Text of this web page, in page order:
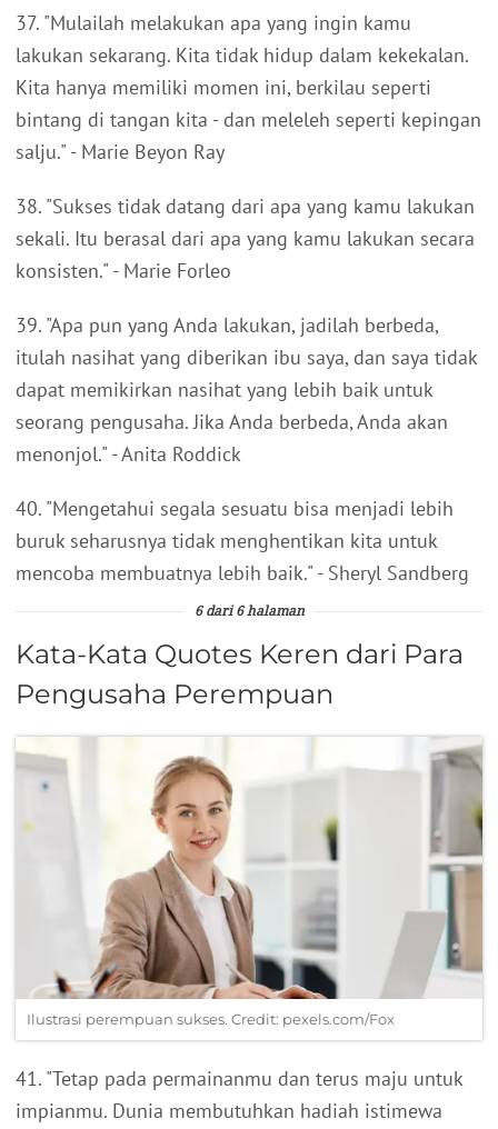
37. "Mulailah melakukan apa yang ingin kamu
lakukan sekarang. Kita tidak hidup dalam kekekalan.
Kita hanya memiliki momen ini, berkilau seperti
bintang di tangan kita - dan meleleh seperti kepingan
salju." - Marie Beyon Ray
38. "Sukses tidak datang dari apa yang kamu lakukan
sekali. Itu berasal dari apa yang kamu lakukan secara
konsisten." - Marie Forleo
39. "Apa pun yang Anda lakukan, jadilah berbeda,
itulah nasihat yang diberikan ibu saya, dan saya tidak
dapat memikirkan nasihat yang lebih baik untuk
seorang pengusaha. Jika Anda berbeda, Anda akan
menonjol." - Anita Roddick
40. "Mengetahui segala sesuatu bisa menjadi lebih
buruk seharusnya tidak menghentikan kita untuk
mencoba membuatnya lebih baik." - Sheryl Sandberg
6 dari 6 halaman
Kata-Kata Quotes Keren dari Para
Pengusaha Perempuan
Ilustrasi perempuan sukses. Credit: pexels.com/Fox
41. "Tetap pada permainanmu dan terus maju untuk
impianmu. Dunia membutuhkan hadiah istimewa